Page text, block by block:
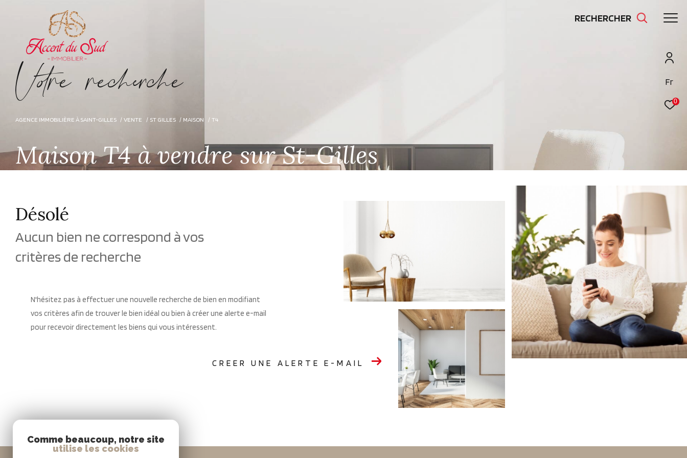
Fr
0
RECHERCHER
Vore recece
AGENCE IMMOBILIÈRE À SAINT-GILLES VENTE ST GILLES MAISON T4
Maison T4 à vendre sur St-Gilles
Désolé
Aucun bien ne correspond à vos
critères de recherche
N'hésitez pas à effectuer une nouvelle recherche de bien en modifiant
vos critères afin de trouver le bien idéal ou bien à créer une alerte e-mail
pour recevoir directement les biens qui vous intéressent.
CREER UNE ALERTE E-MAIL
Comme beaucoup, notre site
utilise les cookies